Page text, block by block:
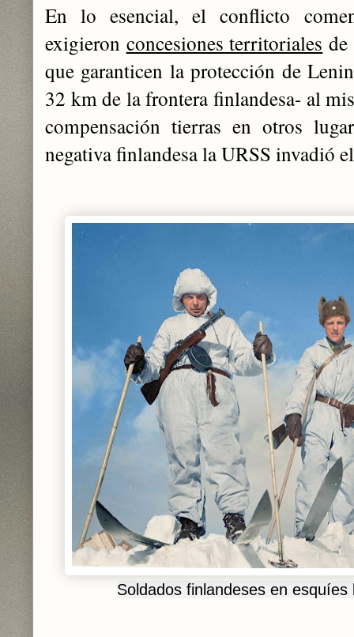
En lo esencial, el conflicto
exigieron concesiones territoriales
que garanticen la protección de
32 km de la frontera finlandesa- al
compensación tierras en otros
negativa finlandesa la URSS invadió
Soldados finlandeses en